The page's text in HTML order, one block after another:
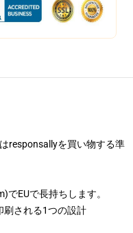
responsallyを買い物する準
EUで長持ちします。
刷される1つの設計